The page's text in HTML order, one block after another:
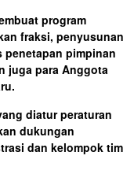
program
fraksi, penyusunan
penetapan pimpinan
juga para Anggota
diatur peraturan
dukungan
dan kelompok tim